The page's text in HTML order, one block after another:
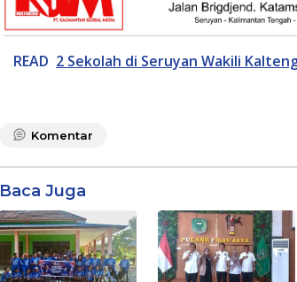
READ 2 Sekolah di Seruyan Wakili
Komentar
Baca Juga